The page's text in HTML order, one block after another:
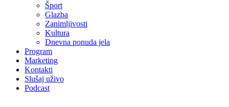
Šport
Glazba
Zanimljivosti
Kultura
Dnevna ponuda jela
Program
Marketing
Kontakti
Slušaj uživo
Podcast